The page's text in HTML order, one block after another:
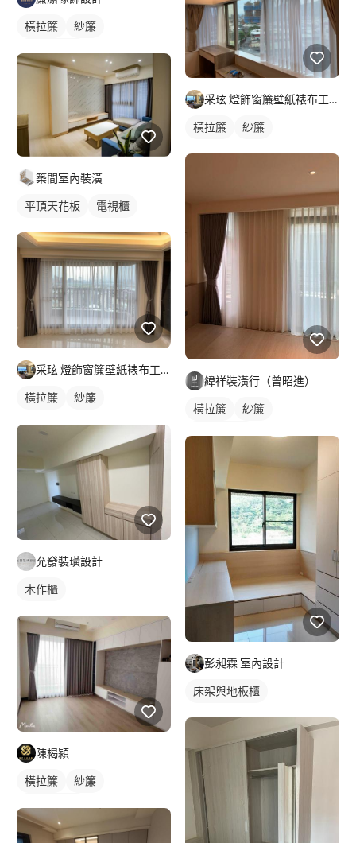
橫拉簾
紗簾
落地窗窗簾
築間室內裝潢
平頂天花板 電視櫃
采玹 燈飾窗簾壁紙裱布工程
橫拉簾
紗簾
全室照明設計
客廳燈光設計
允發裝璜設計
木作櫃
陳楬潁
橫拉簾
紗簾
采玹 燈飾窗簾壁紙裱布工程
橫拉簾 紗簾
緯祥裝潢行（曾昭進）
橫拉簾
紗簾
彭昶霖 室內設計
床架與地板櫃